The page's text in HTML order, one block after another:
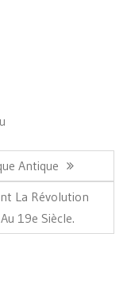
Antique
La Révolution
19e Siècle.